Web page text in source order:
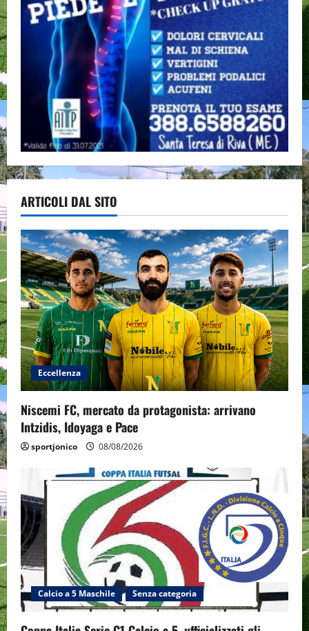
ARTICOLI DAL SITO
Eccellenza
Niscemi FC, mercato da protagonista: arrivano
Intzidis, Idoyaga e Pace
sportjonico 08/08/2026
Calcio a 5 Maschile Senza categoria